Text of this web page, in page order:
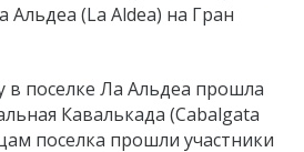
Альдеа (La Aldea) на Гран
в поселке Ла Альдеа прошла
Кавалькада (Cabalgata
поселка прошли участники